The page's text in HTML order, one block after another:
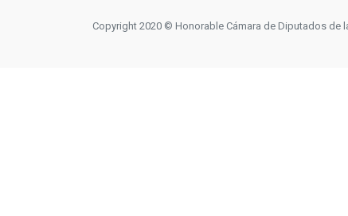
Copyright 2020 © Honorable Cámara de Diputados de